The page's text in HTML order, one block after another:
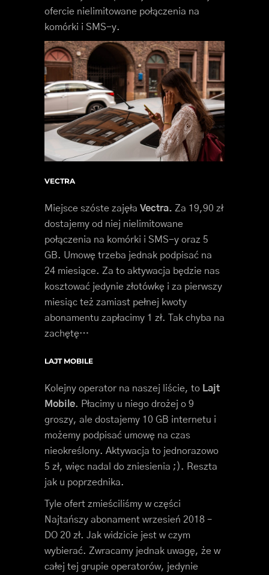
ofercie nielimitowane połączenia na
komórki i SMS-y.
VECTRA
Miejsce szóste zajęła Vectra. Za 19,90 zł
dostajemy od niej nielimitowane
połączenia na komórki i SMS-y oraz 5
GB. Umowę trzeba jednak podpisać na
24 miesiące. Za to aktywacja będzie nas
kosztować jedynie złotówkę i za pierwszy
miesiąc też zamiast pełnej kwoty
abonamentu zapłacimy 1 zł. Tak chyba na
zachętę…
LAJT MOBILE
Kolejny operator na naszej liście, to Lajt
Mobile. Płacimy u niego drożej o 9
groszy, ale dostajemy 10 GB internetu i
możemy podpisać umowę na czas
nieokreślony. Aktywacja to jednorazowo
5 zł, więc nadal do zniesienia ;). Reszta
jak u poprzednika.
Tyle ofert zmieściliśmy w części
Najtańszy abonament wrzesień 2018 –
DO 20 zł. Jak widzicie jest w czym
wybierać. Zwracamy jednak uwagę, że w
całej tej grupie operatorów, jedynie